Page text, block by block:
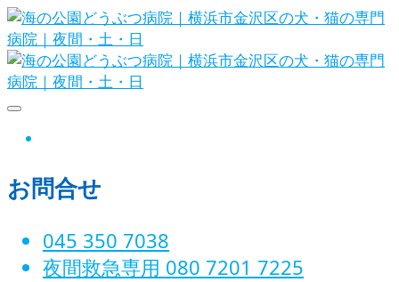
Skip
to
content
日
お問合せ
045 350 7038‬
夜間救急専用 080 7201 7225‬